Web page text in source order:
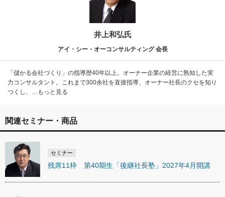
井上和弘氏
アイ・シー・オーコンサルティング 会長
「儲かる会社づくり」の指導歴40年以上。オーナー企業の経営に熟知した実
力コンサルタント。これまで300余社を直接指導、オーナー社長のクセを知り
つくし、…もっと見る
関連セミナー・商品
セミナー
残席11枠 第40期生「後継社長塾」2027年4月開講